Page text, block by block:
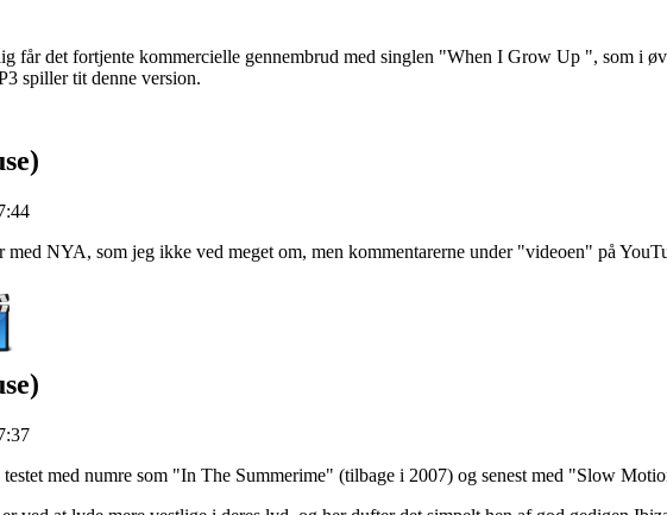
får det fortjente kommercielle gennembrud med singlen "When I Grow Up ", som i
spiller tit denne version.
med NYA, som jeg ikke ved meget om, men kommentarerne under "videoen" på
med numre som "In The Summerime" (tilbage i 2007) og senest med "Slow